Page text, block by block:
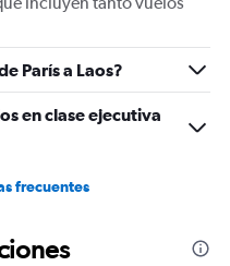
París a Laos?
en clase ejecutiva
frecuentes